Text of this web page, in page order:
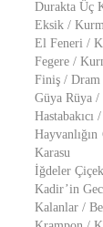
Durakta Üç
Eksik /
El Feneri /
Fegere /
Finiş / Dram
Güya Rüya
Karasu
İğdeler
Kadir’in
Kalanlar /